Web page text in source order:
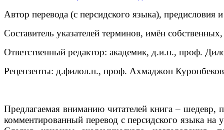
Автор перевода (с персидского языка),
Составитель указателей терминов, имён
Ответственный редактор: академик, д.и.н., проф.
Рецензенты: д.филол.н., проф. Ахмаджон
Предлагаемая вниманию читателей книга –
комментированный перевод с персидского языка